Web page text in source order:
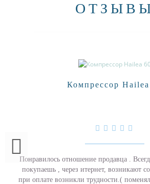
Компрессор
Понравилось отношение продавца .
покупаешь , через итернет, возникают
при оплате возникли трудности.(